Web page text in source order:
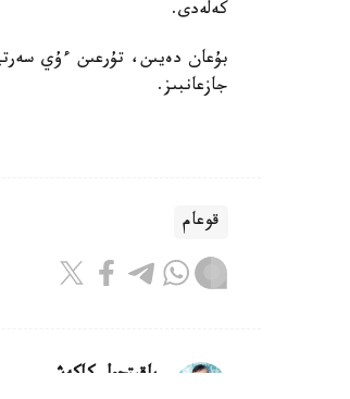
كەلەدى.
بۇعان دەيىن، تۇرعىن ءۇي
جازعانبىز.
قوعام
باقىتجول كاكەش